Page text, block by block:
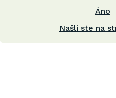
Áno
Našli ste na